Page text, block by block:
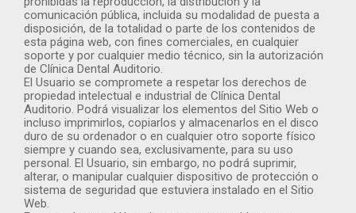
comunicación pública, incluida su modalidad de puesta a
disposición, de la totalidad o parte de los contenidos de
esta página web, con fines comerciales, en cualquier
soporte y por cualquier medio técnico, sin la autorización
de Clínica Dental Auditorio.
El Usuario se compromete a respetar los derechos de
propiedad intelectual e industrial de Clínica Dental
Auditorio. Podrá visualizar los elementos del Sitio Web o
incluso imprimirlos, copiarlos y almacenarlos en el disco
duro de su ordenador o en cualquier otro soporte físico
siempre y cuando sea, exclusivamente, para su uso
personal. El Usuario, sin embargo, no podrá suprimir,
alterar, o manipular cualquier dispositivo de protección o
sistema de seguridad que estuviera instalado en el Sitio
Web.